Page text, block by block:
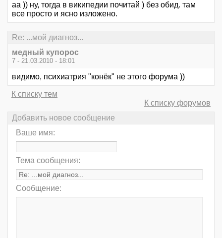
аа )) ну, тогда в википедии почитай ) без обид. там
все просто и ясно изложено.
Re: ...мой диагноз...
медный купорос
7 - 21.03.2010 - 18:01
видимо, психиатрия "конёк" не этого форума ))
К списку тем
К списку форумов
Добавить новое сообщение
Ваше имя:
Тема сообщения:
Сообщение: